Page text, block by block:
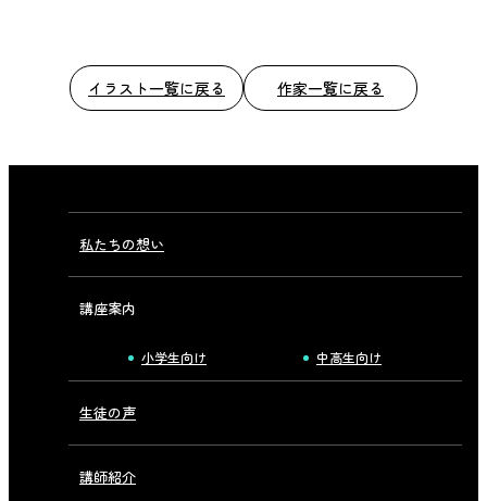
イラスト一覧に戻る 作家一覧に戻る
私たちの想い
講座案内
小学生向け 中高生向け
生徒の声
講師紹介